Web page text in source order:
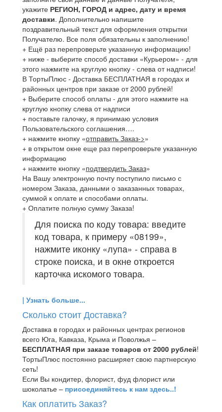
укажите РЕГИОН, ГОРОД и адрес, дату и время
доставки. Дополнительно напишите
поздравительный текст для оформления открытки
Получателю. Все поля обязательны к заполнению!
+ Ещё раз перепроверьте указанную информацию!
+ ниже - выберите способ доставки «Курьером» - для
этого нажмите на круглую кнопку - слева от надписи!
В ТортыПлюс - Доставка БЕСПЛАТНАЯ в городах и
районных центров при заказе от 2000 рублей!
+ Выберите способ оплаты - для этого нажмите на
круглую кнопку слева от надписи
+ поставьте галочку, я принимаю условия
Пользовательского соглашения….
+ нажмите кнопку «отправить Заказ->»
+ в открытом окне еще раз перепроверьте указанную
информацию
+ нажмите кнопку «подтвердить Заказ»
На Вашу электронную почту поступило письмо с
номером Заказа, данными о заказанных товарах,
суммой к оплате и способами оплаты.
+ Оплатите полную сумму Заказа!
Для поиска по коду товара: введите
код товара, к примеру «08199»,
нажмите иконку «лупа» - справа в
строке поиска, и в окне откроется
карточка искомого товара.
| Узнать больше...
Сколько стоит Доставка?
Доставка в городах и районных центрах регионов
всего Юга, Кавказа, Крыма и Поволжья –
БЕСПЛАТНАЯ при заказе товаров от 2000 рублей!
ТортыПлюс постоянно расширяет свою партнерскую
сеть!
Если Вы кондитер, флорист, фуд флорист или
шоколатье – присоединяйтесь к нам здесь..!
Как оплатить Заказ?